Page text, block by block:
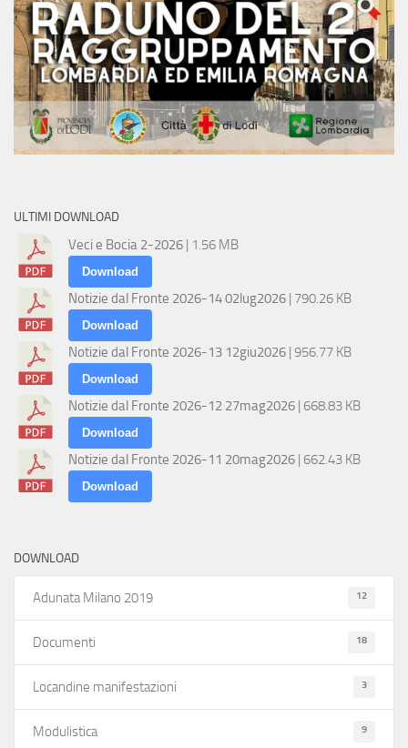
ULTIMI DOWNLOAD
Veci e Bocia 2-2026 | 1.56 MB
Download
Notizie dal Fronte 2026-14 02lug2026 | 790.26 KB
Download
Notizie dal Fronte 2026-13 12giu2026 | 956.77 KB
Download
Notizie dal Fronte 2026-12 27mag2026 | 668.83 KB
Download
Notizie dal Fronte 2026-11 20mag2026 | 662.43 KB
Download
DOWNLOAD
Adunata Milano 2019 12
Documenti 18
Locandine manifestazioni 3
Modulistica 9